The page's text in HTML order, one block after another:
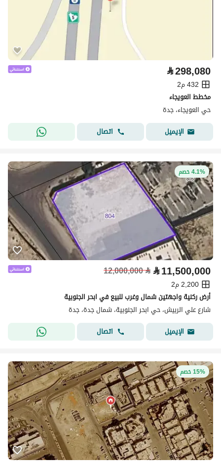
⃁298,080
432 م2
مخطط العويجاء
حي العويجاء، جدة
الإيميل
اتصال
4.1% خصم
⃁11,500,000
⃁
12,000,000
2,200 م2
أرض ركنية واجهتين شمال وغرب للبيع في ابحر الجنوبية
شارع علي الربيش، حي ابحر الجنوبية، شمال جدة، جدة
الإيميل
اتصال
15% خصم